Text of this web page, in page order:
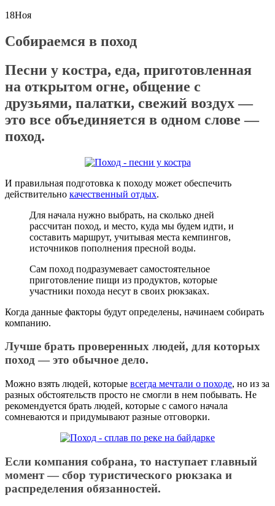
18Ноя
Собираемся в поход
Песни у костра, еда, приготовленная
на открытом огне, общение с
друзьями, палатки, свежий воздух —
это все объединяется в одном слове —
поход.
И правильная подготовка к походу может обеспечить
действительно качественный отдых.
Для начала нужно выбрать, на сколько дней
рассчитан поход, и место, куда мы будем идти, и
составить маршрут, учитывая места кемпингов,
источников пополнения пресной воды.
Сам поход подразумевает самостоятельное
приготовление пищи из продуктов, которые
участники похода несут в своих рюкзаках.
Когда данные факторы будут определены, начинаем собирать
компанию.
Лучше брать проверенных людей, для которых
поход — это обычное дело.
Можно взять людей, которые всегда мечтали о походе, но из за
разных обстоятельств просто не смогли в нем побывать. Не
рекомендуется брать людей, которые с самого начала
сомневаются и придумывают разные отговорки.
Если компания собрана, то наступает главный
момент — сбор туристического рюкзака и
распределения обязанностей.